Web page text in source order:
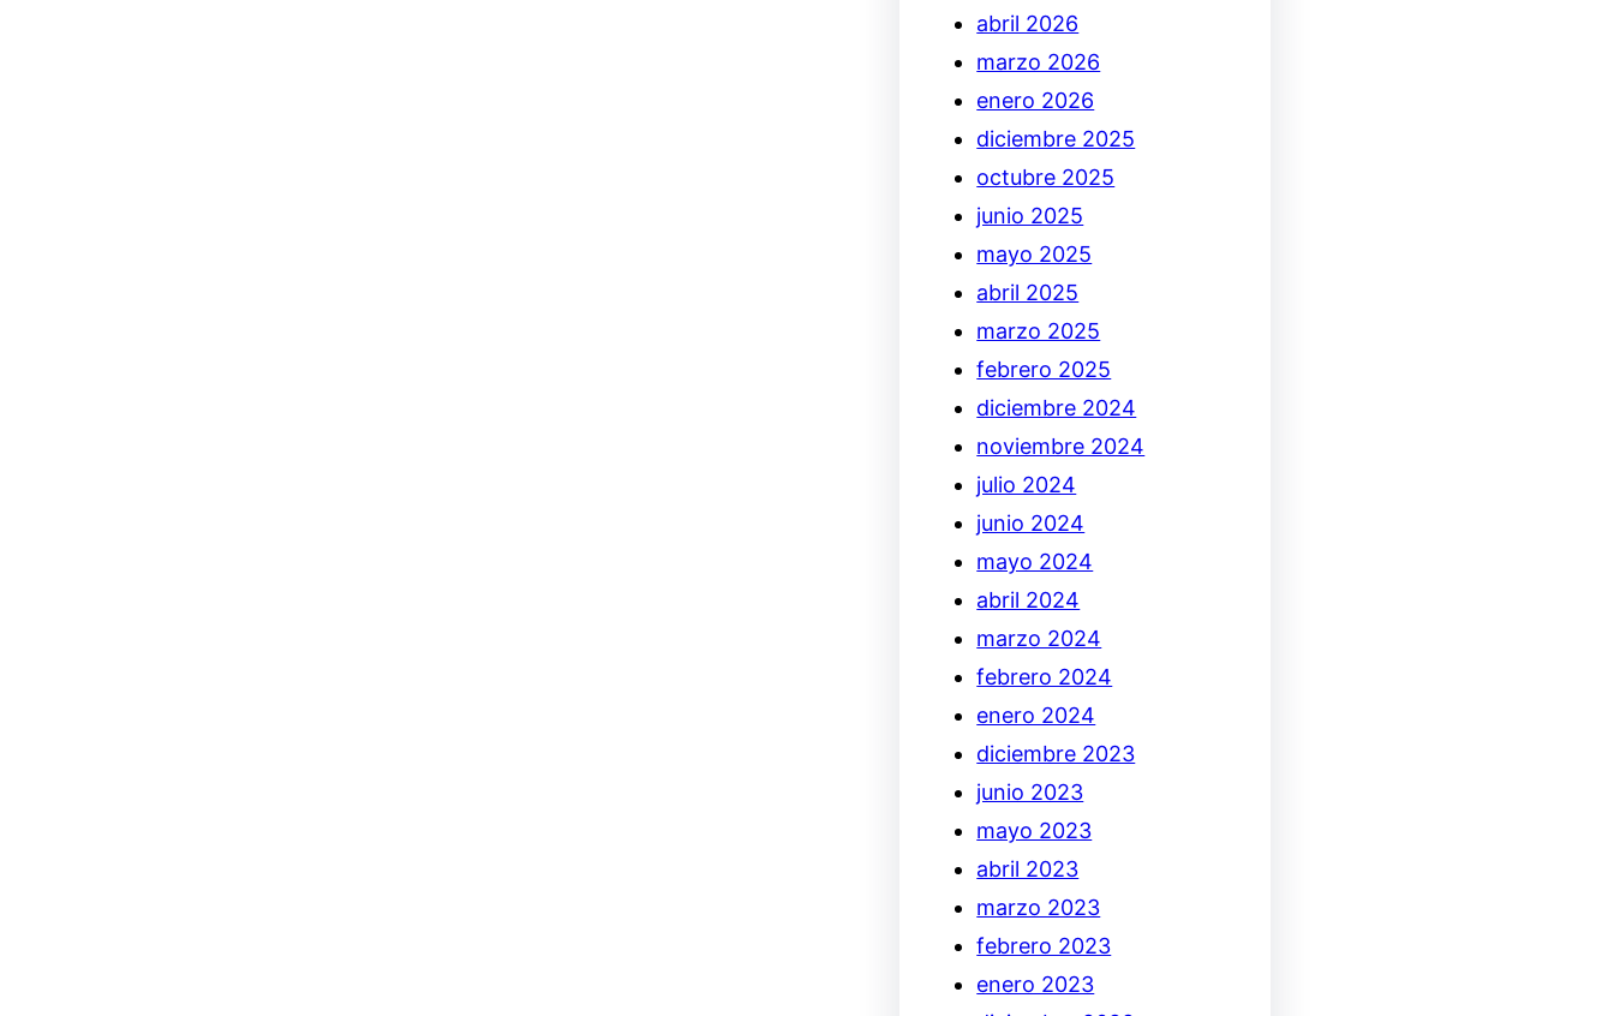
abril 2026
marzo 2026
enero 2026
diciembre 2025
octubre 2025
junio 2025
mayo 2025
abril 2025
marzo 2025
febrero 2025
diciembre 2024
noviembre 2024
julio 2024
junio 2024
mayo 2024
abril 2024
marzo 2024
febrero 2024
enero 2024
diciembre 2023
junio 2023
mayo 2023
abril 2023
marzo 2023
febrero 2023
enero 2023